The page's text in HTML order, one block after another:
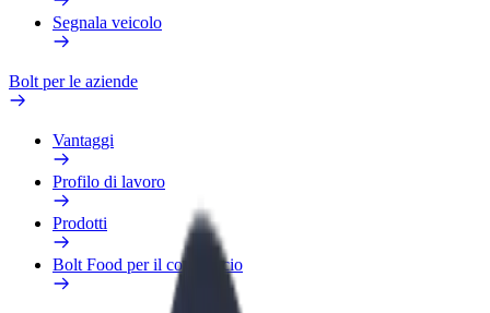
Segnala veicolo
Bolt per le aziende
Vantaggi
Profilo di lavoro
Prodotti
Bolt Food per il commercio